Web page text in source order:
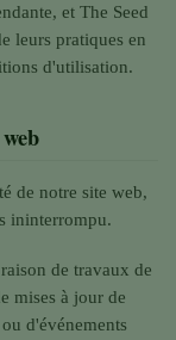
et The Seed
leurs pratiques en
d'utilisation.
de notre site web,
ininterrompu.
de travaux de
mises à jour de
d'événements